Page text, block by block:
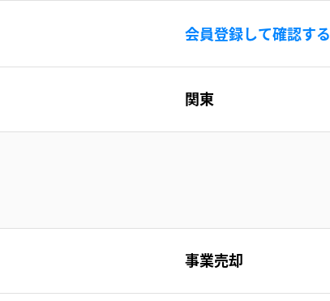
会員登録して確認する
関東
事業売却